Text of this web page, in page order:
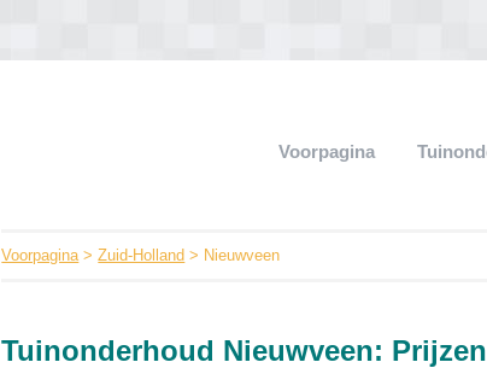
Voorpagina
Voorpagina>Zuid-Holland > Nieuwveen
Tuinonderhoud Nieuwveen: